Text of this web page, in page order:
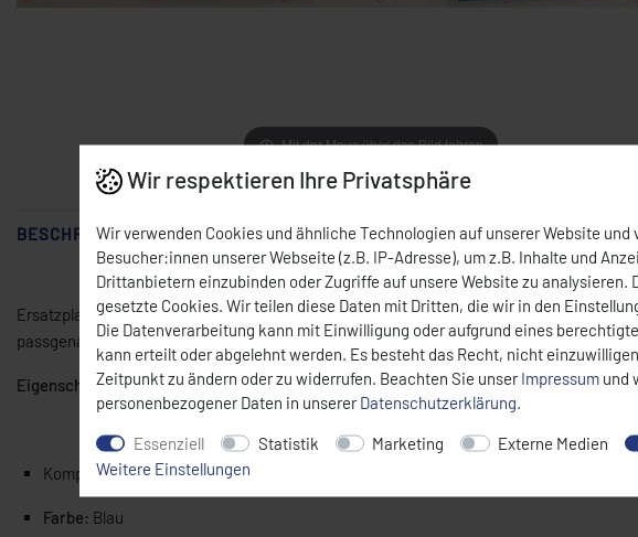
Mit der Maus über das Bild fahren
BESCHREIBUNG
Ersatzplatine inblauer AusführungfürR-Pizzaöfen von CEYLAN. Entwickelt für
passgenau gefertigt und für den professionellen Einsatz im Gastronomiebereich
Eigenschaften:
Kompatibel mit:CEYLAN R-Pizzaöfen
Farbe: Blau
Wir respektieren Ihre Privatsphäre
Wir verwenden Cookies und ähnliche Technologien auf unserer Website
Besucher:innen unserer Webseite (z.B. IP-Adresse), um z.B. Inhalte und
Drittanbietern einzubinden oder Zugriffe auf unsere Website zu analysieren.
gesetzte Cookies. Wir teilen diese Daten mit Dritten, die wir in den
Die Datenverarbeitung kann mit Einwilligung oder aufgrund eines
kann erteilt oder abgelehnt werden. Es besteht das Recht, nicht
Zeitpunkt zu ändern oder zu widerrufen. Beachten Sie unserImpressum und
personenbezogener Daten in unsererDaten­schutz­erklärung
Essenziell Statistik Marketing Externe Medien
Weitere Einstellungen